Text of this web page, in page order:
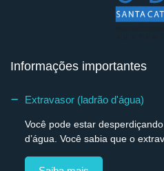
Informações importantes
Extravasor (ladrão d'água)
Você pode estar
d’água. Você sabia que o